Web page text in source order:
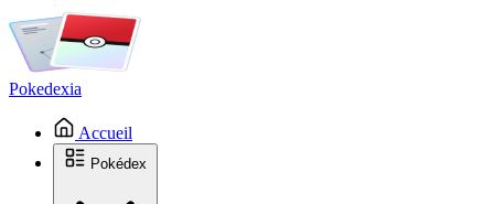
Pokedexia
Accueil